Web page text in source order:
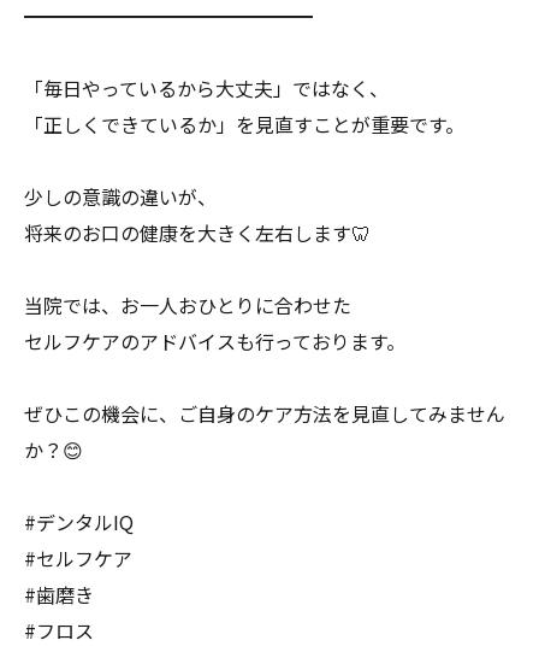
━━━━━━━━━━━━━━━
「毎日やっているから大丈夫」ではなく、
「正しくできているか」を見直すことが重要です。
少しの意識の違いが、
将来のお口の健康を大きく左右します🦷
当院では、お一人おひとりに合わせた
セルフケアのアドバイスも行っております。
ぜひこの機会に、ご自身のケア方法を見直してみません
か？😊
#デンタルIQ
#セルフケア
#歯磨き
#フロス